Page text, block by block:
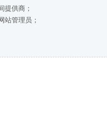
提供商；
站管理员；